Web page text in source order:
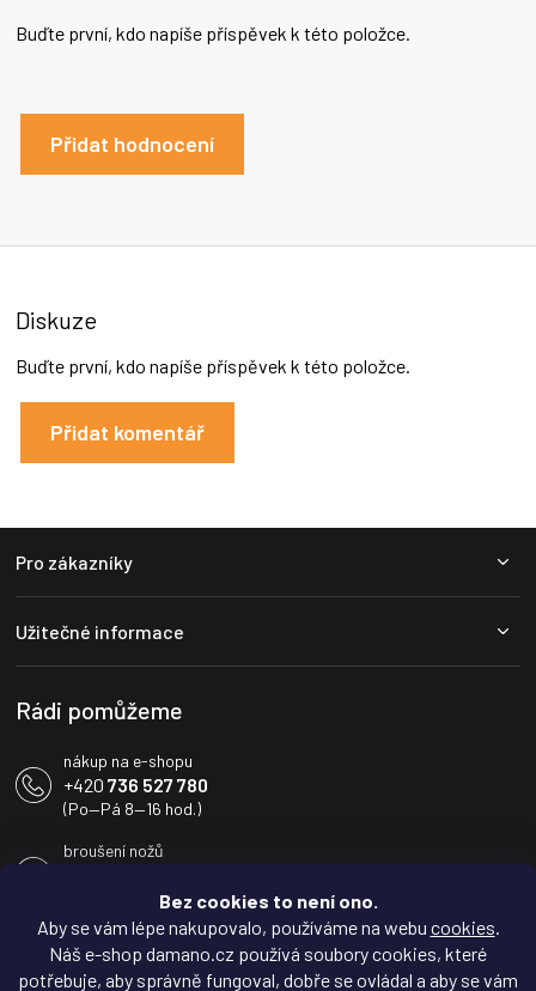
Bez cookies to není ono.
Aby se vám lépe nakupovalo, používáme na webu cookies.
Náš e-shop damano.cz používá soubory cookies, které
potřebuje, aby správně fungoval, dobře se ovládal a aby se vám
Buďte první, kdo napíše příspěvek k této položce.
Přidat hodnocení
Diskuze
Buďte první, kdo napíše příspěvek k této položce.
Přidat komentář
Pro zákazníky
Užitečné informace
Rádi pomůžeme
nákup na e-shopu
+420 736 527 780
(Po—Pá 8—16 hod.)
broušení nožů
(Po—Pá 8—16 hod.)
info@damano.cz